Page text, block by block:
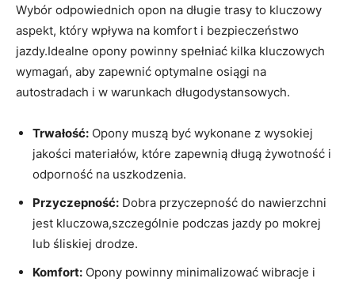
Wybór odpowiednich opon na długie trasy to kluczowy
aspekt, który wpływa na komfort i bezpieczeństwo
jazdy.Idealne opony powinny spełniać kilka kluczowych
wymagań, aby zapewnić optymalne osiągi na
autostradach i w warunkach długodystansowych.
Trwałość: Opony muszą być wykonane z wysokiej
jakości materiałów, które zapewnią długą żywotność i
odporność na uszkodzenia.
Przyczepność: Dobra przyczepność do nawierzchni
jest kluczowa,szczególnie podczas jazdy po mokrej
lub śliskiej drodze.
Komfort: Opony powinny minimalizować wibracje i